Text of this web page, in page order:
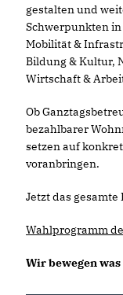
gestalten und
Schwerpunkten
Mobilität &
Bildung & Kultur,
Wirtschaft &
Ob
bezahlbarer
setzen auf
voranbringen.
Jetzt das
Wahlprogramm
Wir bewegen